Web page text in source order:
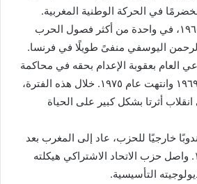
في الحركة الوطنية المغربية.
بعد اغتيال بن بركة عام ١٩٦٥، في واحدة من أكثر فصول الحرب
الرحمن اليوسفي منفىً طويلًا في فرنسا.
العام بعقوبة الإعدام بحقه في محاكمة
مراكش، التي بدأت عام ١٩٦٩ وانتهت عام ١٩٧٥. خلال هذه الفترة،
أثرتا بشكل كبير على الحياة
خارجيًا للحزب، عاد إلى المغرب بعد
صدور عفو عنه عام ١٩٨٠. واصل حزب الاتحاد الاشتراكي هيكلته
التأسيسية.